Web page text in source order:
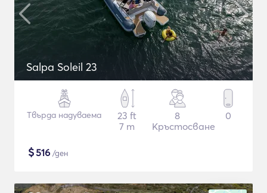
Salpa Soleil 23
Твърда надуваема
23 ft
7 m
8
Кръстосване
0
$516 /ден